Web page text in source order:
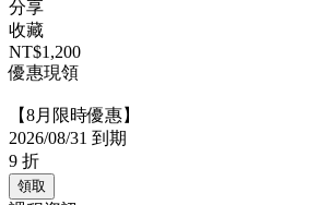
分享
收藏
NT$1,200
優惠現領
【8月限時優惠】
2026/08/31 到期
9 折
領取